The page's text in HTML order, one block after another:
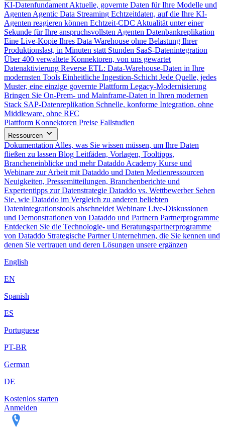
KI-Datenfundament Aktuelle, governte Daten für Ihre Modelle und
Agenten Agentic Data Streaming Echtzeitdaten, auf die Ihre KI-
Agenten reagieren können Echtzeit-CDC Aktualität unter einer
Sekunde für Ihre anspruchsvollsten Agenten Datenbankreplikation
Eine Live-Kopie Ihres Data Warehouse ohne Belastung Ihrer
Produktionslast, in Minuten statt Stunden SaaS-Datenintegration
Über 400 verwaltete Konnektoren, von uns gewartet
Datenaktivierung Reverse ETL: Data-Warehouse-Daten in Ihre
modernsten Tools Einheitliche Ingestion-Schicht Jede Quelle, jedes
Muster, eine einzige governte Plattform Legacy-Modernisierung
Bringen Sie On-Prem- und Mainframe-Daten in Ihren modernen
Stack SAP-Datenreplikation Schnelle, konforme Integration, ohne
Middleware, ohne RFC
Plattform Konnektoren Preise Fallstudien
Ressourcen
Dokumentation Alles, was Sie wissen müssen, um Ihre Daten
fließen zu lassen Blog Leitfäden, Vorlagen, Tooltipps,
Brancheneinblicke und mehr Dataddo Academy Kurse und
Webinare zur Arbeit mit Dataddo und Daten Medienressourcen
Neuigkeiten, Pressemitteilungen, Branchenberichte und
Expertentipps zur Datenstrategie Dataddo vs. Wettbewerber Sehen
Sie, wie Dataddo im Vergleich zu anderen beliebten
Datenintegrationstools abschneidet Webinare Live-Diskussionen
und Demonstrationen von Dataddo und Partnern Partnerprogramme
Entdecken Sie die Technologie- und Beratungspartnerprogramme
von Dataddo Strategische Partner Unternehmen, die Sie kennen und
denen Sie vertrauen und deren Lösungen unsere ergänzen
English
EN
Spanish
ES
Portuguese
PT-BR
German
DE
Kostenlos starten
Anmelden